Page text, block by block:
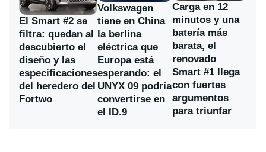
El Smart #2 se
filtra: quedan al
descubierto el
diseño y las
especificaciones
del heredero del
Fortwo
Volkswagen
tiene en China
la berlina
eléctrica que
Europa está
esperando: el
UNYX 09 podría
convertirse en
el ID.9
Carga en 12
minutos y una
batería más
barata, el
renovado
Smart #1 llega
con fuertes
argumentos
para triunfar